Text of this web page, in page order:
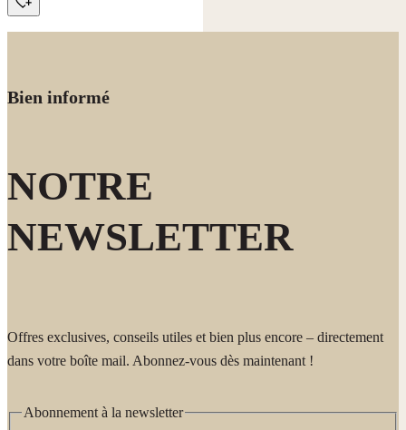
Bien informé
NOTRE
NEWSLETTER
Offres exclusives, conseils utiles et bien plus encore – directement
dans votre boîte mail. Abonnez-vous dès maintenant !
Abonnement à la newsletter